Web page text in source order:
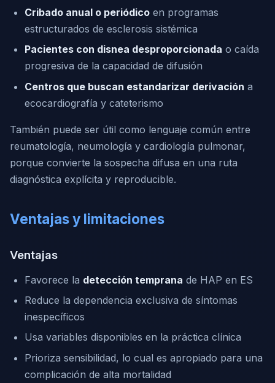
Cribado anual o periódico en programas
estructurados de esclerosis sistémica
Pacientes con disnea desproporcionada o caída
progresiva de la capacidad de difusión
Centros que buscan estandarizar derivación a
ecocardiografía y cateterismo
También puede ser útil como lenguaje común entre
reumatología, neumología y cardiología pulmonar,
porque convierte la sospecha difusa en una ruta
diagnóstica explícita y reproducible.
Ventajas y limitaciones
Ventajas
Favorece la detección temprana de HAP en ES
Reduce la dependencia exclusiva de síntomas
inespecíficos
Usa variables disponibles en la práctica clínica
Prioriza sensibilidad, lo cual es apropiado para una
complicación de alta mortalidad